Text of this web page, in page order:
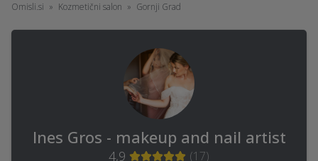
Omisli.si Kozmetični salon Gornji Grad
Ines Gros - makeup and nail artist
4,9 (17)